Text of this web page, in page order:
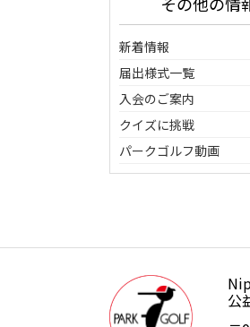
新着情報
届出様式一覧
入会のご案内
クイズに挑戦
パークゴルフ動画
公益社
公